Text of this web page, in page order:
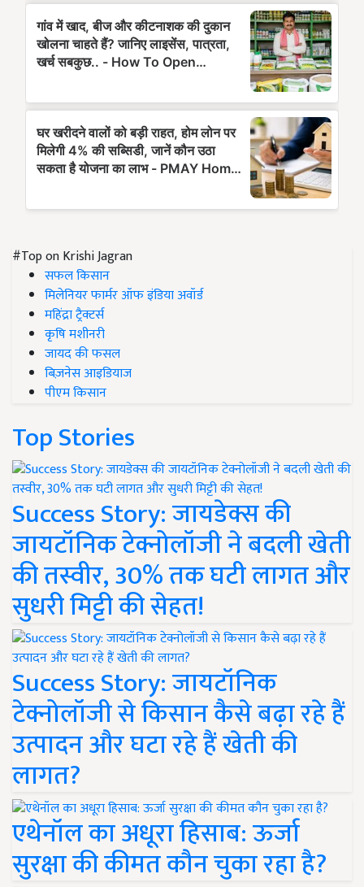
#Top on Krishi Jagran
सफल किसान
मिलेनियर फार्मर ऑफ इंडिया अवॉर्ड
महिंद्रा ट्रैक्टर्स
कृषि मशीनरी
जायद की फसल
बिज़नेस आइडियाज
पीएम किसान
Top Stories
Success Story: जायडेक्स की
जायटॉनिक टेक्नोलॉजी ने बदली खेती
की तस्वीर, 30% तक घटी लागत और
सुधरी मिट्टी की सेहत!
Success Story: जायटॉनिक
टेक्नोलॉजी से किसान कैसे बढ़ा रहे हैं
उत्पादन और घटा रहे हैं खेती की
लागत?
एथेनॉल का अधूरा हिसाब: ऊर्जा
सुरक्षा की कीमत कौन चुका रहा है?